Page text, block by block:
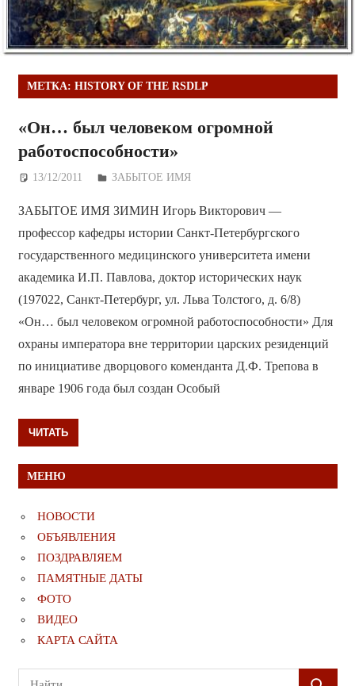
МЕТКА: HISTORY OF THE RSDLP
«Он… был человеком огромной
работоспособности»
13/12/2011 Дежурный по Редакции
ЗАБЫТОЕ ИМЯ
ЗАБЫТОЕ ИМЯ ЗИМИН Игорь Викторович —
профессор кафедры истории Санкт-Петербургского
государственного медицинского университета имени
академика И.П. Павлова, доктор исторических наук
(197022, Санкт-Петербург, ул. Льва Толстого, д. 6/8)
«Он… был человеком огромной работоспособности» Для
охраны императора вне территории царских резиденций
по инициативе дворцового коменданта Д.Ф. Трепова в
январе 1906 года был создан Особый
ЧИТАТЬ
МЕНЮ
НОВОСТИ
ОБЪЯВЛЕНИЯ
ПОЗДРАВЛЯЕМ
ПАМЯТНЫЕ ДАТЫ
ФОТО
ВИДЕО
КАРТА САЙТА
Поиск